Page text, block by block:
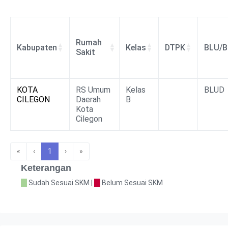
Kabupaten
Rumah
Sakit
Kelas DTPK BLU/
Kabupaten
Sakit
Kelas BLU/
KOTA
CILEGON
RS Umum
Daerah
Kota
Cilegon
Kelas
B
BLUD
«
‹ 1 › »
Keterangan
Sudah Sesuai SKM | Belum Sesuai SKM